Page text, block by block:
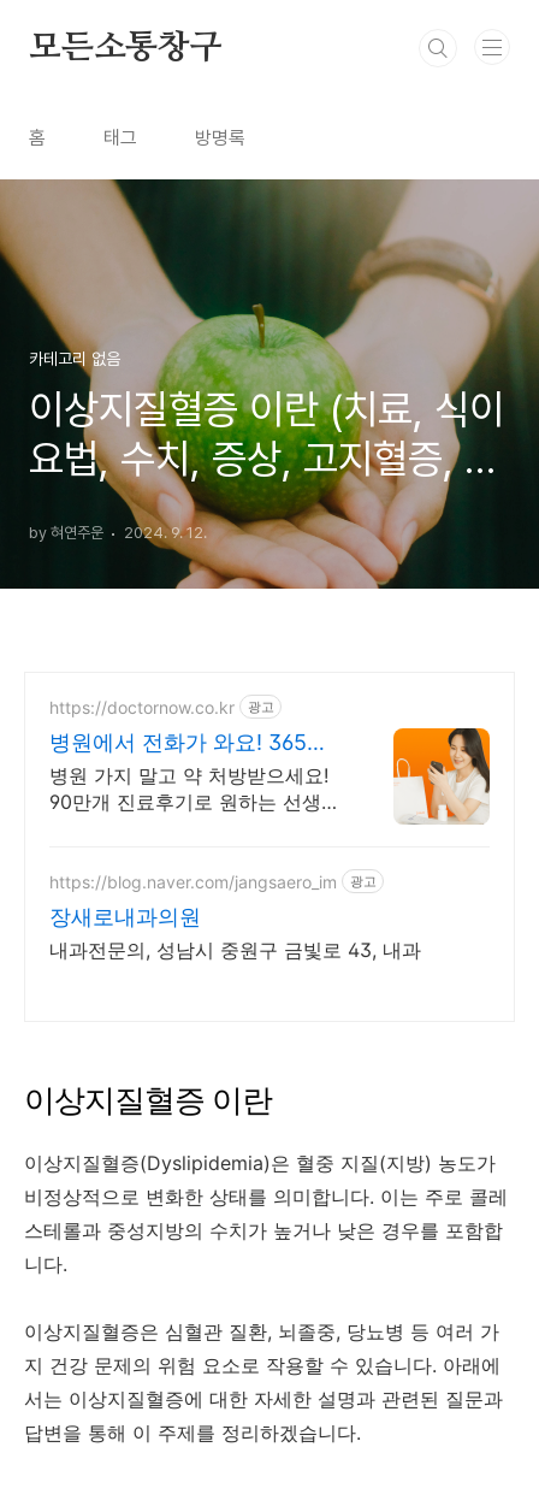
모든소통창구
홈 태그 방명록
카테고리 없음
이상지질혈증 이란 (치료, 식이
요법, 수치, 증상, 고지혈증, 검
by 혀연주운 2024. 9. 12.
https://doctornow.co.kr 광고
병원에서 전화가 와요! 365일
24시간 진료가능
병원 가지 말고 약 처방받으세요!
90만개 진료후기로 원하는 선생님
https://blog.naver.com/jangsaero_im 광고
장새로내과의원
내과전문의, 성남시 중원구 금빛로 43, 내과
이상지질혈증 이란
이상지질혈증(Dyslipidemia)은 혈중 지질(지방) 농도가
비정상적으로 변화한 상태를 의미합니다. 이는 주로 콜레
스테롤과 중성지방의 수치가 높거나 낮은 경우를 포함합
니다.
이상지질혈증은 심혈관 질환, 뇌졸중, 당뇨병 등 여러 가
지 건강 문제의 위험 요소로 작용할 수 있습니다. 아래에
서는 이상지질혈증에 대한 자세한 설명과 관련된 질문과
답변을 통해 이 주제를 정리하겠습니다.